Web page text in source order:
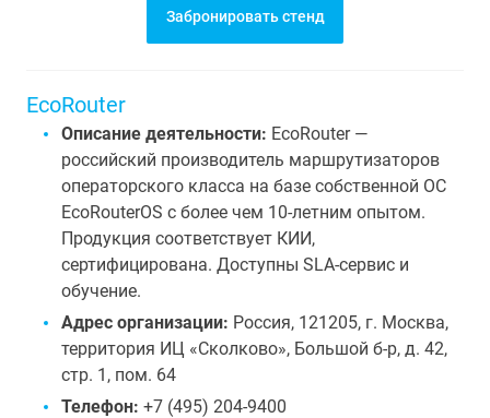
Забронировать стенд
EcoRouter
Описание деятельности: EcoRouter —
российский производитель маршрутизаторов
операторского класса на базе собственной ОС
EcoRouterOS с более чем 10-летним опытом.
Продукция соответствует КИИ,
сертифицирована. Доступны SLA-сервис и
обучение.
Адрес организации: Россия, 121205, г. Москва,
территория ИЦ «Сколково», Большой б-р, д. 42,
стр. 1, пом. 64
Телефон: +7 (495) 204-9400